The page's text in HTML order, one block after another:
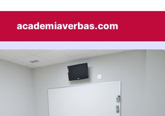
academiaverbas.com